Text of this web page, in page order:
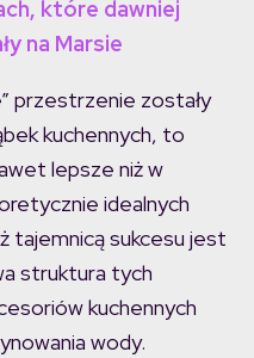
które dawniej
na Marsie
przestrzenie zostały
kuchennych, to
lepsze niż w
idealnych
tajemnicą sukcesu jest
struktura tych
kuchennych
wody.